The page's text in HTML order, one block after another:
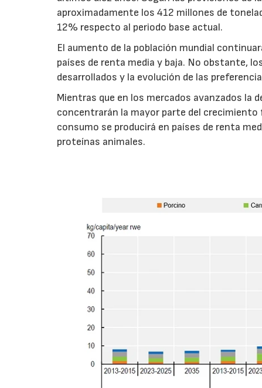
aproximadamente los 412 millones de
12% respecto al periodo base actual.
El aumento de la población mundial
países de renta media y baja. No obstante,
desarrollados y la evolución de las
Mientras que en los mercados avanzados la
concentrarán la mayor parte del
consumo se producirá en países de renta
proteínas animales.